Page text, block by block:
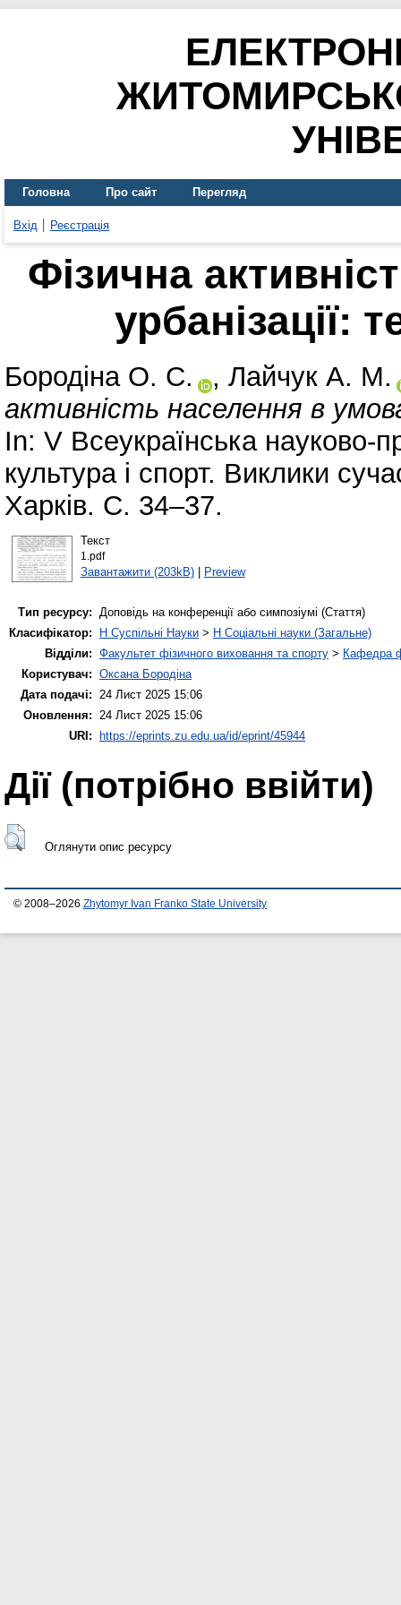
Головна Про сайт Перегляд
Вхід Реєстрація
Фізична
урбанізації:
Бородіна О. С. , Лайчук А. М.
активність населення в
In: V Всеукраїнська науково-
культура і спорт. Виклики
Харків. С. 34–37.
Текст
1.pdf
Завантажити (203kB)| Preview
Тип ресурсу: Доповідь на конференції або симпозіумі (Стаття)
Класифікатор:
H Суспільні Науки > H Соціальні науки (Загальне)
Відділи: Факультет фізичного виховання та спорту > Кафедра
Користувач: Оксана Бородіна
Дата подачі: 24 Лист 2025 15:06
Оновлення: 24 Лист 2025 15:06
URI:
https://eprints.zu.edu.ua/id/eprint/45944
Дії ​​(потрібно ввійти)
Оглянути опис ресурсу
© 2008–2026 Zhytomyr Ivan Franko State University